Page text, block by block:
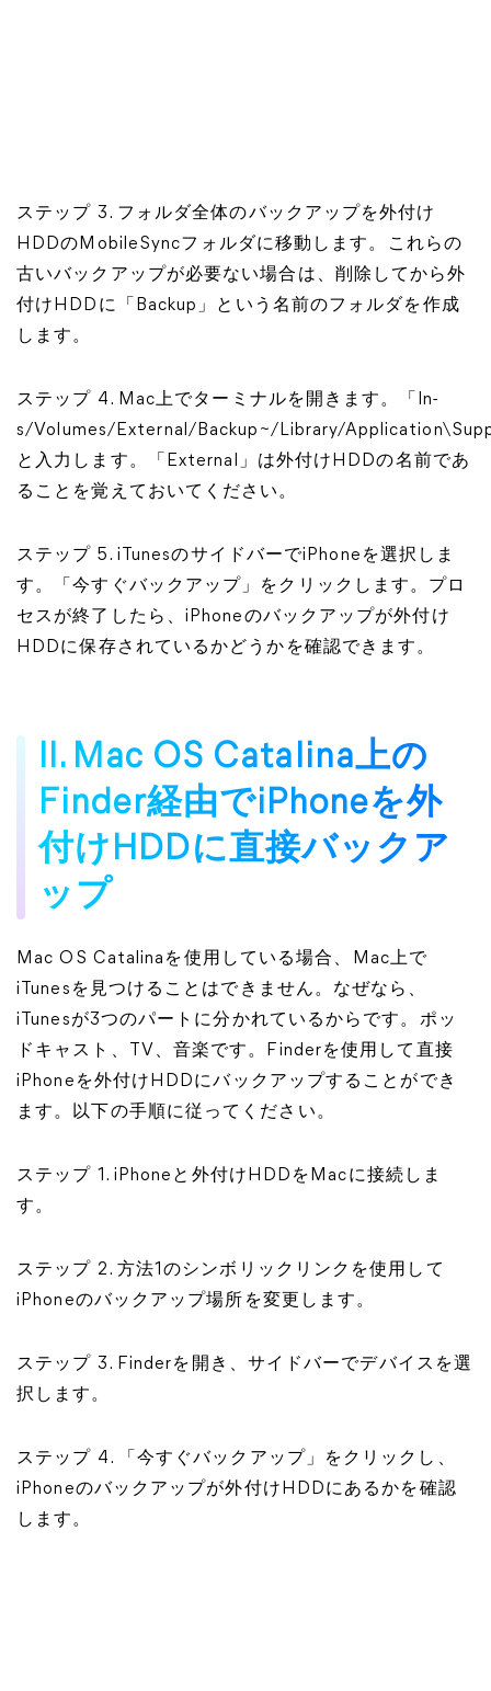
ステップ 3. フォルダ全体のバックアップを外付け
HDDのMobileSyncフォルダに移動します。これらの
古いバックアップが必要ない場合は、削除してから外
付けHDDに「Backup」という名前のフォルダを作成
します。
ステップ 4. Mac上でターミナルを開きます。「ln-
s/Volumes/External/Backup~/Library/
と入力します。「External」は外付けHDDの名前であ
ることを覚えておいてください。
ステップ 5. iTunesのサイドバーでiPhoneを選択しま
す。「今すぐバックアップ」をクリックします。プロ
セスが終了したら、iPhoneのバックアップが外付け
HDDに保存されているかどうかを確認できます。
II. Mac OS Catalina上の
Finder経由でiPhoneを外
付けHDDに直接バックア
ップ
Mac OS Catalinaを使用している場合、Mac上で
iTunesを見つけることはできません。なぜなら、
iTunesが3つのパートに分かれているからです。ポッ
ドキャスト、TV、音楽です。Finderを使用して直接
iPhoneを外付けHDDにバックアップすることができ
ます。以下の手順に従ってください。
ステップ 1. iPhoneと外付けHDDをMacに接続しま
す。
ステップ 2. 方法1のシンボリックリンクを使用して
iPhoneのバックアップ場所を変更します。
ステップ 3. Finderを開き、サイドバーでデバイスを選
択します。
ステップ 4. 「今すぐバックアップ」をクリックし、
iPhoneのバックアップが外付けHDDにあるかを確認
します。